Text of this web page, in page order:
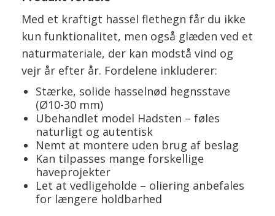
Med et kraftigt hassel flethegn får du ikke
kun funktionalitet, men også glæden ved et
naturmateriale, der kan modstå vind og
vejr år efter år. Fordelene inkluderer:
Stærke, solide hasselnød hegnsstave
(Ø10-30 mm)
Ubehandlet model Hadsten – føles
naturligt og autentisk
Nemt at montere uden brug af beslag
Kan tilpasses mange forskellige
haveprojekter
Let at vedligeholde – oliering anbefales
for længere holdbarhed